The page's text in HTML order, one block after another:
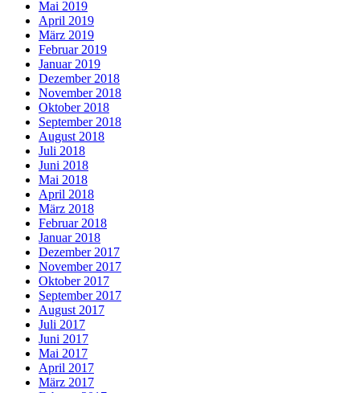
Mai 2019
April 2019
März 2019
Februar 2019
Januar 2019
Dezember 2018
November 2018
Oktober 2018
September 2018
August 2018
Juli 2018
Juni 2018
Mai 2018
April 2018
März 2018
Februar 2018
Januar 2018
Dezember 2017
November 2017
Oktober 2017
September 2017
August 2017
Juli 2017
Juni 2017
Mai 2017
April 2017
März 2017